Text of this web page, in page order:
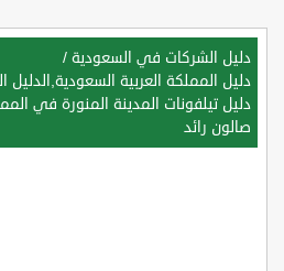
دليل الشركات في السعودية /
دليل المملكة العربية
دليل تيلفونات المدينة المنورة في
صالون رائد